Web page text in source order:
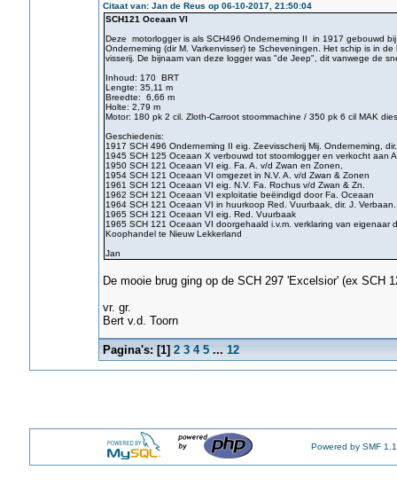
Citaat van: Jan de Reus op 06-10-2017, 21:50:04
SCH121 Oceaan VI
Deze motorlogger is als SCH496 Onderneming II in 1917 gebouwd
Onderneming (dir M. Varkenvisser) te Scheveningen. Het schip is in
visserij. De bijnaam van deze logger was "de Jeep", dit vanwege de
Inhoud: 170 BRT
Lengte: 35,11 m
Breedte: 6,66 m
Holte: 2,79 m
Motor: 180 pk 2 cil. Zloth-Carroot stoommachine / 350 pk 6 cil MAK
Geschiedenis:
1917 SCH 496 Onderneming II eig. Zeevisscherij Mij. Onderneming,
1945 SCH 125 Oceaan X verbouwd tot stoomlogger en verkocht aan
1950 SCH 121 Oceaan VI eig. Fa. A. v/d Zwan en Zonen,
1954 SCH 121 Oceaan VI omgezet in N.V. A. v/d Zwan & Zonen
1961 SCH 121 Oceaan VI eig. N.V. Fa. Rochus v/d Zwan & Zn.
1962 SCH 121 Oceaan VI exploitatie beëindigd door Fa. Oceaan
1964 SCH 121 Oceaan VI in huurkoop Red. Vuurbaak, dir. J. Verbaan.
1965 SCH 121 Oceaan VI eig. Red. Vuurbaak
1965 SCH 121 Oceaan VI doorgehaald i.v.m. verklaring van
Koophandel te Nieuw Lekkerland
Jan
De mooie brug ging op de SCH 297 'Excelsior' (ex SCH
vr. gr.
Bert v.d. Toorn
Pagina's: [1] 2 3 4 5 ... 12
Powered by SMF